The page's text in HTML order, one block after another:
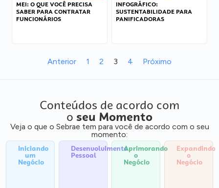
MEI: O QUE VOCÊ PRECISA
SABER PARA CONTRATAR
FUNCIONÁRIOS
INFOGRÁFICO:
SUSTENTABILIDADE PARA
PANIFICADORAS
Anterior 1 2 3 4 Próximo
Conteúdos de acordo com
o seu Momento
Veja o que o Sebrae tem para você de acordo com o seu
momento:
Iniciando
um
Negócio
Desenvolvimento
Pessoal
Aprimorando
o
Negócio
Expandindo
o
Negócio